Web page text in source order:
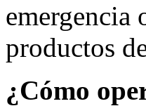
emergencia
productos
¿Cómo